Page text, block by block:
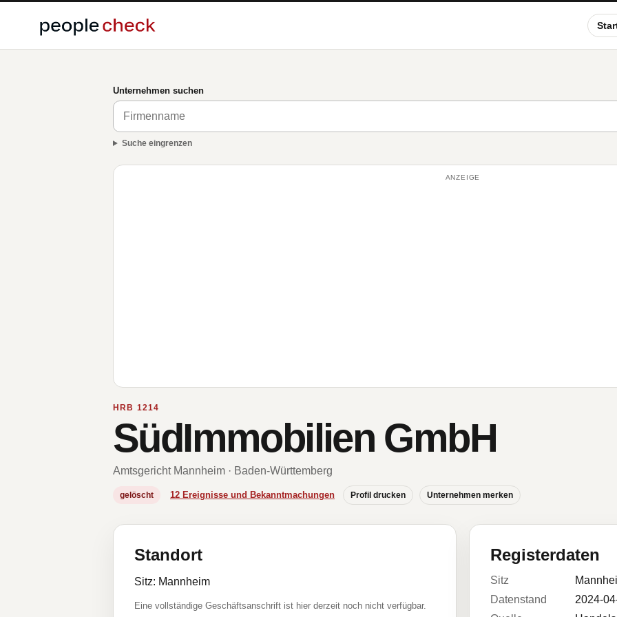
Unternehmen suchen
Suche eingrenzen
ANZEIGE
HRB 1214
SüdImmobilien GmbH
Amtsgericht Mannheim · Baden-Württemberg
gelöscht 12 Ereignisse und Bekanntmachungen Profil drucken Unternehmen merken
Standort
Sitz: Mannheim
Eine vollständige Geschäftsanschrift ist hier derzeit noch nicht verfügbar.
Registerdaten
Sitz
Datenstand
2024-